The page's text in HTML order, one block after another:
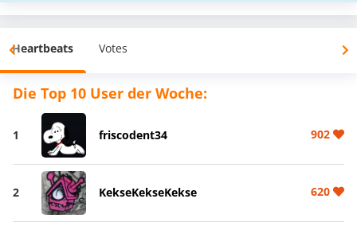
Heartbeats Votes
Die Top 10 User der Woche:
1 friscodent34 902
2 KekseKekseKekse 620